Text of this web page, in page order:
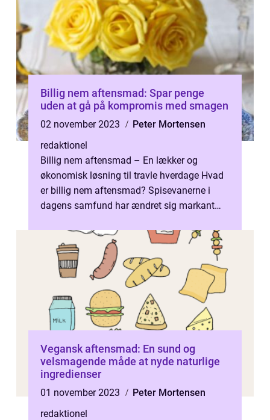
Billig nem aftensmad: Spar penge
uden at gå på kompromis med smagen
02 november 2023
Peter Mortensen
redaktionel
Billig nem aftensmad – En lækker og
økonomisk løsning til travle hverdage Hvad
er billig nem aftensmad? Spisevanerne i
dagens samfund har ændret sig markant
Vegansk aftensmad: En sund og
velsmagende måde at nyde naturlige
ingredienser
01 november 2023
Peter Mortensen
redaktionel